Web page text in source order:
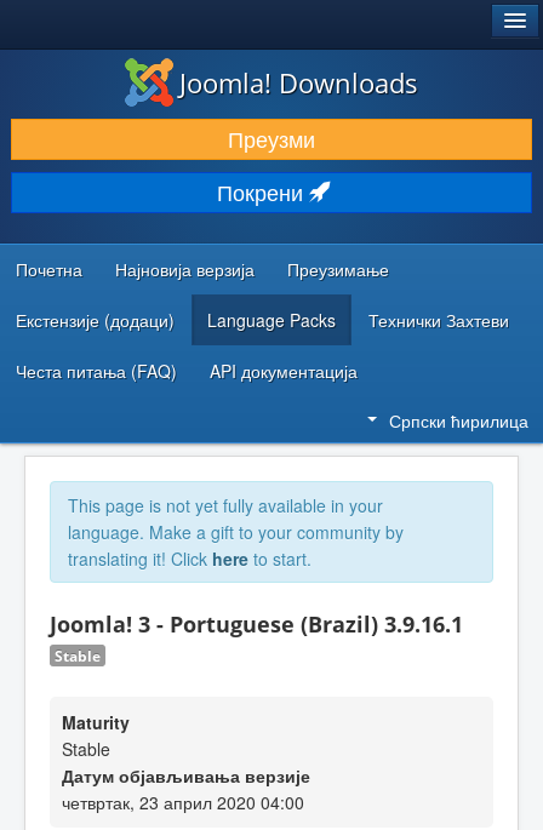
ПРЕУЗИМАЊЕ И ПРОШИРЕЊА (ЕКСТЕНЗИЈЕ)
ОТКРИЈТЕ И НАУЧИТЕ
ЗАЈЕДНИЦА И ПОДРШКА
РЕСУРСИ ЗА РАЗВОЈ
Joomla! Downloads
Преузми
Покрени
Почетна Најновија верзија Преузимање
Екстензије (додаци) Language Packs Технички Захтеви
Честа питања (FAQ) API документација
Српски ћирилица
This page is not yet fully available in your
language. Make a gift to your community by
translating it! Click here to start.
Joomla! 3 - Portuguese (Brazil) 3.9.16.1
Stable
Maturity
Stable
Датум објављивања верзије
четвртак, 23 април 2020 04:00